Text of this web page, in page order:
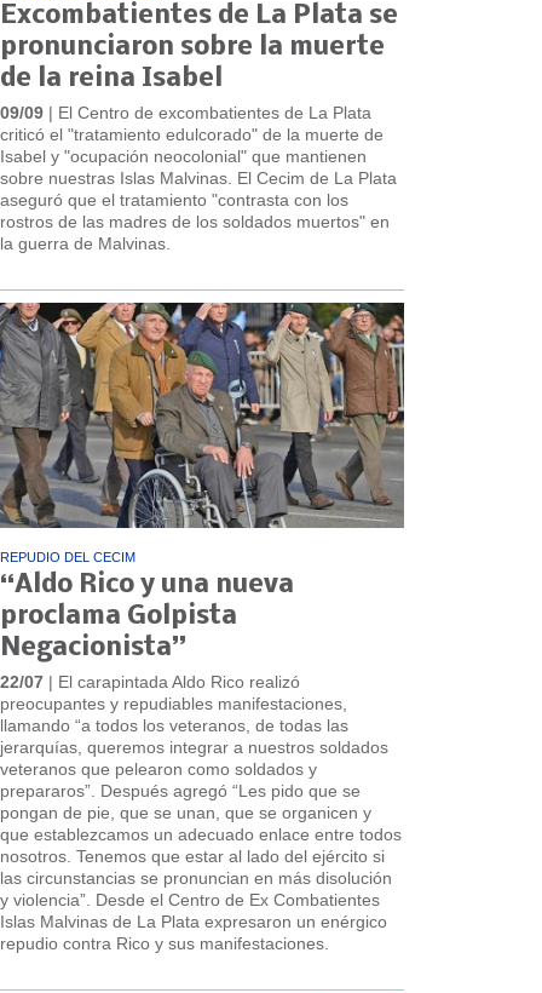
Excombatientes de La Plata se
pronunciaron sobre la muerte
de la reina Isabel
09/09 | El Centro de excombatientes de La Plata
criticó el "tratamiento edulcorado" de la muerte de
Isabel y "ocupación neocolonial" que mantienen
sobre nuestras Islas Malvinas. El Cecim de La Plata
aseguró que el tratamiento "contrasta con los
rostros de las madres de los soldados muertos" en
la guerra de Malvinas.
REPUDIO DEL CECIM
“Aldo Rico y una nueva
proclama Golpista
Negacionista”
22/07 | El carapintada Aldo Rico realizó
preocupantes y repudiables manifestaciones,
llamando “a todos los veteranos, de todas las
jerarquías, queremos integrar a nuestros soldados
veteranos que pelearon como soldados y
prepararos”. Después agregó “Les pido que se
pongan de pie, que se unan, que se organicen y
que establezcamos un adecuado enlace entre todos
nosotros. Tenemos que estar al lado del ejército si
las circunstancias se pronuncian en más disolución
y violencia”. Desde el Centro de Ex Combatientes
Islas Malvinas de La Plata expresaron un enérgico
repudio contra Rico y sus manifestaciones.